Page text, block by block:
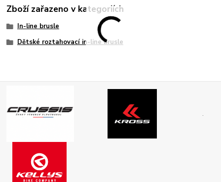
Zboží zařazeno v kategoriích
In-line brusle
Dětské roztahovací in-line brusle
.